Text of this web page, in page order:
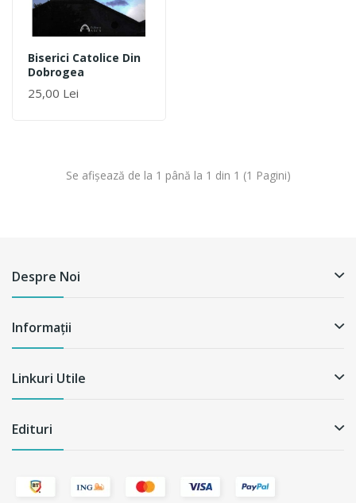
Biserici Catolice Din
Dobrogea
25,00 Lei
Se afişează de la 1 până la 1 din 1 (1 Pagini)
Despre Noi
Informații
Linkuri Utile
Edituri